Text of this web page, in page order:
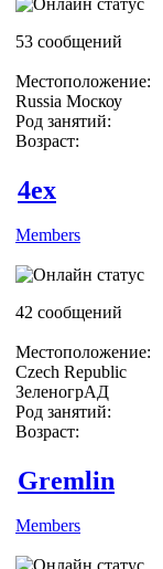
53 сообщений
Местоположение:
Russia Москоу
Род занятий:
Возраст:
4ex
Members
42 сообщений
Местоположение:
Czech Republic
ЗеленогрАД
Род занятий:
Возраст:
Gremlin
Members